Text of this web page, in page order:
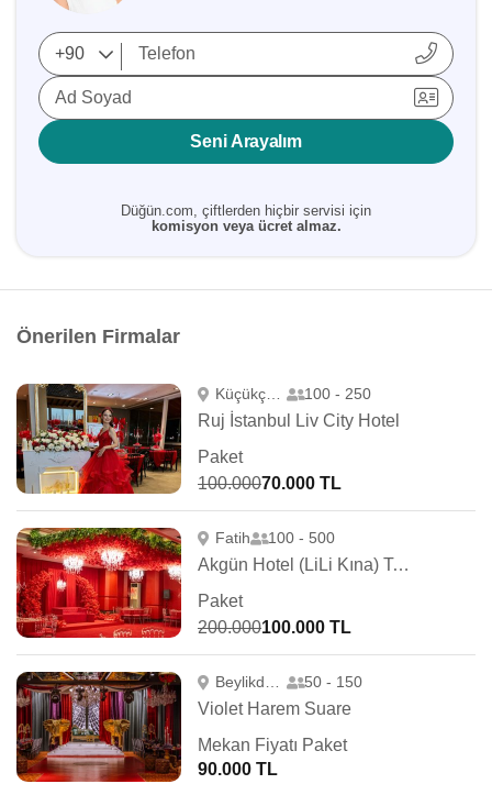
Ad Soyad
Seni Arayalım
Düğün.com, çiftlerden hiçbir servisi için
komisyon veya ücret almaz.
Önerilen Firmalar
Küçükçekmece 100 - 250
Ruj İstanbul Liv City Hotel
Paket
100.00070.000 TL
Fatih 100 - 500
Akgün Hotel (LiLi Kına) Topkapı
Paket
200.000100.000 TL
50 - 150
Violet Harem Suare
Mekan Fiyatı Paket
90.000 TL